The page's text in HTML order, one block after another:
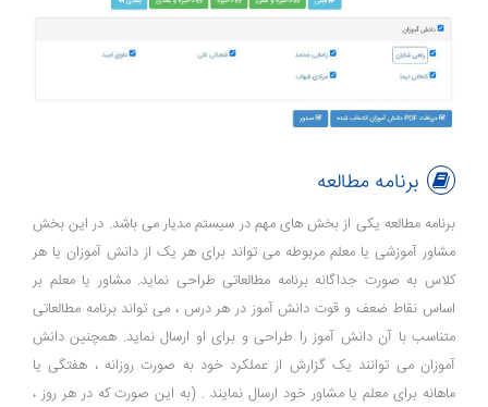
برنامه مطالعه
برنامه مطالعه یکی از بخش های مهم در سیستم مدیار می باشد. در این بخش
مشاور آموزشی یا معلم مربوطه می تواند برای هر یک از دانش آموزان یا هر
کلاس به صورت جداگانه برنامه مطالعاتی طراحی نماید. مشاور یا معلم بر
اساس نقاط ضعف و قوت دانش آموز در هر درس ، می تواند برنامه مطالعاتی
متناسب با آن دانش آموز را طراحی و برای او ارسال نماید. همچنین دانش
آموزان می توانند یک گزارش از عملکرد خود به صورت روزانه ، هفتگی یا
ماهانه برای معلم یا مشاور خود ارسال نمایند . (به این صورت که در هر روز ،